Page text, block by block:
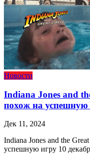
Новости
Indiana Jones and
похож на успешную
Дек 11, 2024
Indiana Jones and the
успешную игру 10